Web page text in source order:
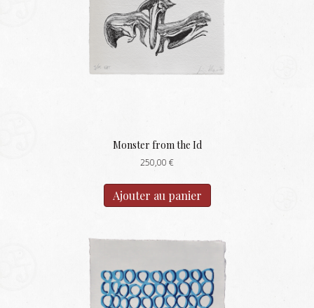
Monster from the Id
250,00 €
Ajouter au panier